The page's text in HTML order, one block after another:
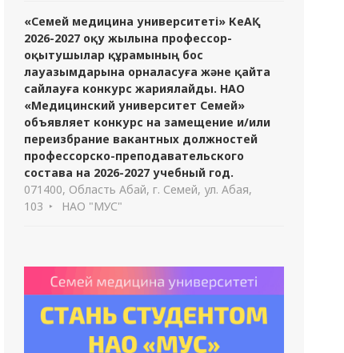
«Семей медицина университеті» КеАҚ
2026-2027 оқу жылына профессор-
оқытушылар құрамының бос
лауазымдарына орналасуға және қайта
сайлауға конкурс жариялайды. НАО
«Медицинский университет Семей»
объявляет конкурс на замещение и/или
переизбрание вакантных должностей
профессорско-преподавательского
состава на 2026-2027 учебный год.
071400, Область Абай, г. Семей, ул. Абая,
103
НАО "МУС"